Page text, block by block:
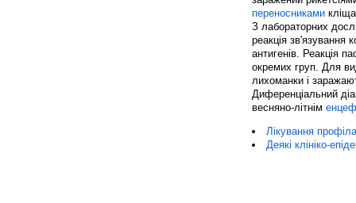
переносниками
З лабораторних
реакція зв'язування
антигенів. Реакція
окремих груп. Для
лихоманки і
Диференціальний
весняно-літнім
Лікування
Деякі клініко-